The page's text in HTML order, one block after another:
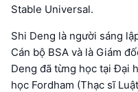
Stable Universal.
Shi Deng là người sáng
Cán bộ BSA và là Giám
Deng đã từng học tại Đại
học Fordham (Thạc sĩ